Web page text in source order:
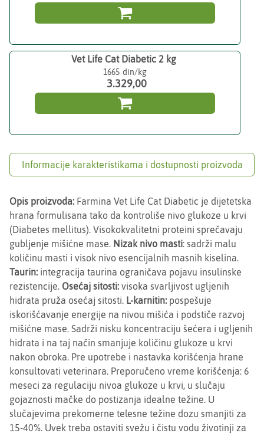

Vet Life Cat Diabetic 2 kg
1665
3.329,00

Informacije karakteristikama i dostupnosti proizvoda
Opis proizvoda: Farmina Vet Life Cat Diabetic je dijetetska
hrana formulisana tako da kontroliše nivo glukoze u krvi
(Diabetes mellitus). Visokokvalitetni proteini sprečavaju
gubljenje mišićne mase. Nizak nivo masti: sadrži malu
količinu masti i visok nivo esencijalnih masnih kiselina.
Taurin: integracija taurina ograničava pojavu insulinske
rezistencije. Osećaj sitosti: visoka svarljivost ugljenih
hidrata pruža osećaj sitosti. L-karnitin: pospešuje
iskorišćavanje energije na nivou mišića i podstiče razvoj
mišićne mase. Sadrži nisku koncentraciju šećera i ugljenih
hidrata i na taj način smanjuje količinu glukoze u krvi
nakon obroka. Pre upotrebe i nastavka korišćenja hrane
konsultovati veterinara. Preporučeno vreme korišćenja: 6
meseci za regulaciju nivoa glukoze u krvi, u slučaju
gojaznosti mačke do postizanja idealne težine. U
slučajevima prekomerne telesne težine dozu smanjiti za
15-40%. Uvek treba ostaviti svežu i čistu vodu životinji za